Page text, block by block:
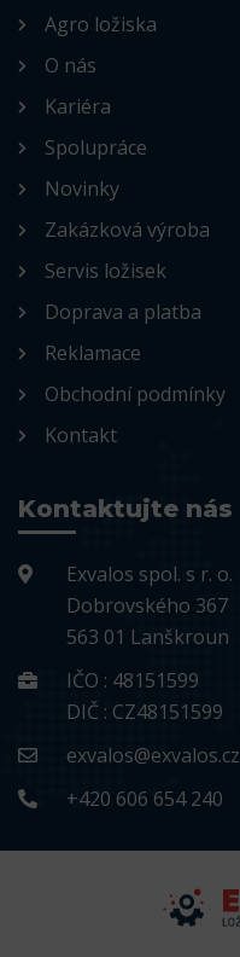
Agro ložiska
O nás
Kariéra
Spolupráce
Novinky
Zakázková výroba
Servis ložisek
Doprava a platba
Reklamace
Obchodní podmínky
Kontakt
Kontaktujte nás
Exvalos spol. s r. o.
Dobrovského 367
563 01 Lanškroun
IČO : 48151599
DIČ : CZ48151599
exvalos@exvalos.cz
+420 606 654 240